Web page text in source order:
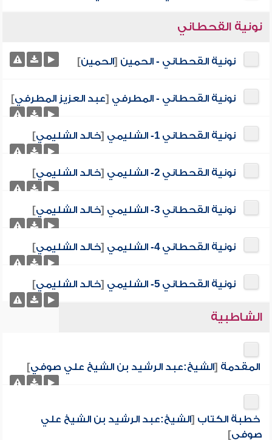
نونية القحطاني
نونية القحطاني - الحمين [الحمين]
نونية القحطاني - المطرفي [عبد العزيز المطرفي]
نونية القحطاني 1- الشليمي [خالد الشليمي]
نونية القحطاني 2- الشليمي [خالد الشليمي]
نونية القحطاني 3- الشليمي [خالد الشليمي]
نونية القحطاني 4- الشليمي [خالد الشليمي]
نونية القحطاني 5- الشليمي [خالد الشليمي]
الشاطبية
المقدمة [الشيخ:عبد الرشيد بن الشيخ علي صوفي]
خطبة الكتاب [الشيخ:عبد الرشيد بن الشيخ علي
صوفي]